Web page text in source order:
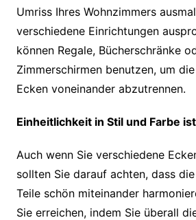
Umriss Ihres Wohnzimmers
verschiedene Einrichtungen
können Regale, Bücherschränke
Zimmerschirmen benutzen, um
Ecken voneinander abzutrennen.
Einheitlichkeit in Stil und Farbe
Auch wenn Sie verschiedene
sollten Sie darauf achten, dass
Teile schön miteinander
Sie erreichen, indem Sie überall